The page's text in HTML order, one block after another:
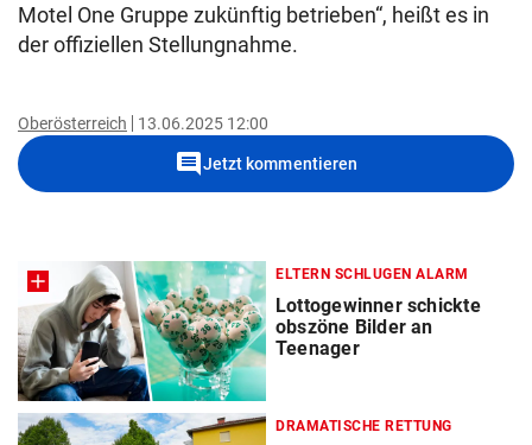
Motel One Gruppe zukünftig betrieben“, heißt es in
der offiziellen Stellungnahme.
Oberösterreich 13.06.2025 12:00
commentJetzt kommentieren
ELTERN SCHLUGEN ALARM
Lottogewinner schickte
obszöne Bilder an
Teenager
DRAMATISCHE RETTUNG